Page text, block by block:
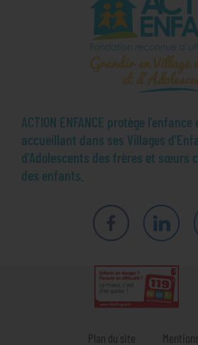
ACTION ENFANCE protège
accueillant dans ses Villages
d'Adolescents des frères et sœurs
des enfants.
Plan du site